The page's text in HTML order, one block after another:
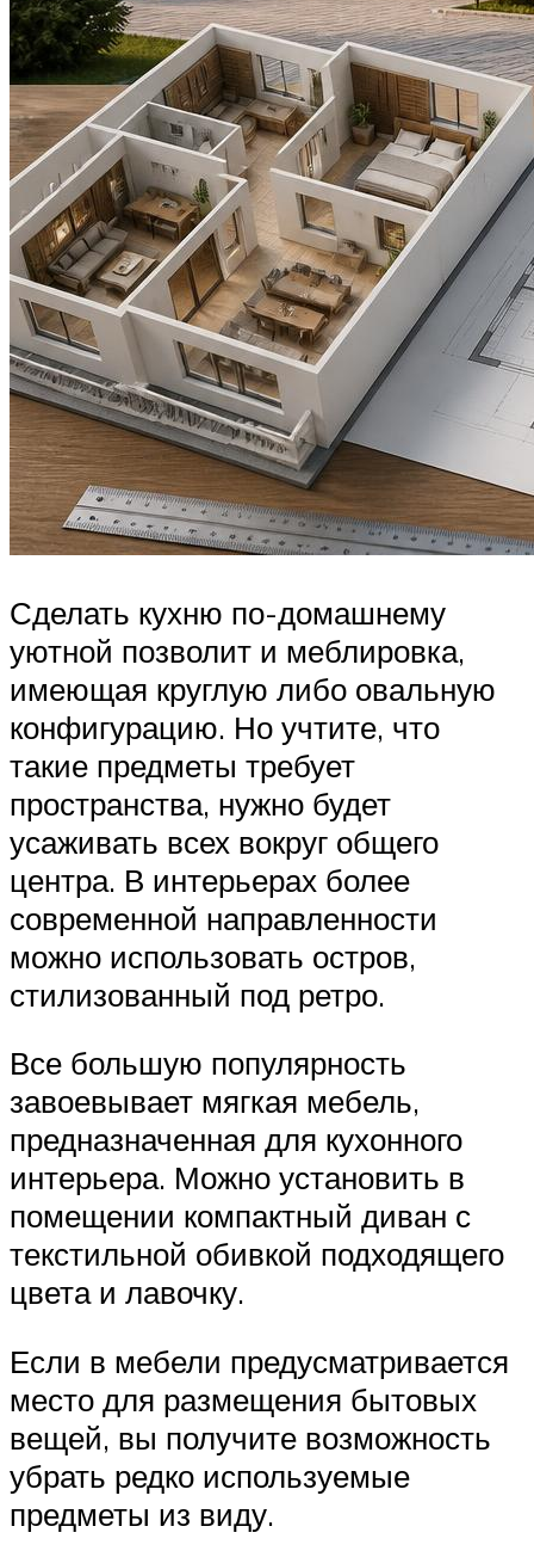
Сделать кухню по-домашнему
уютной позволит и меблировка,
имеющая круглую либо овальную
конфигурацию. Но учтите, что
такие предметы требует
пространства, нужно будет
усаживать всех вокруг общего
центра. В интерьерах более
современной направленности
можно использовать остров,
стилизованный под ретро.
Все большую популярность
завоевывает мягкая мебель,
предназначенная для кухонного
интерьера. Можно установить в
помещении компактный диван с
текстильной обивкой подходящего
цвета и лавочку.
Если в мебели предусматривается
место для размещения бытовых
вещей, вы получите возможность
убрать редко используемые
предметы из виду.